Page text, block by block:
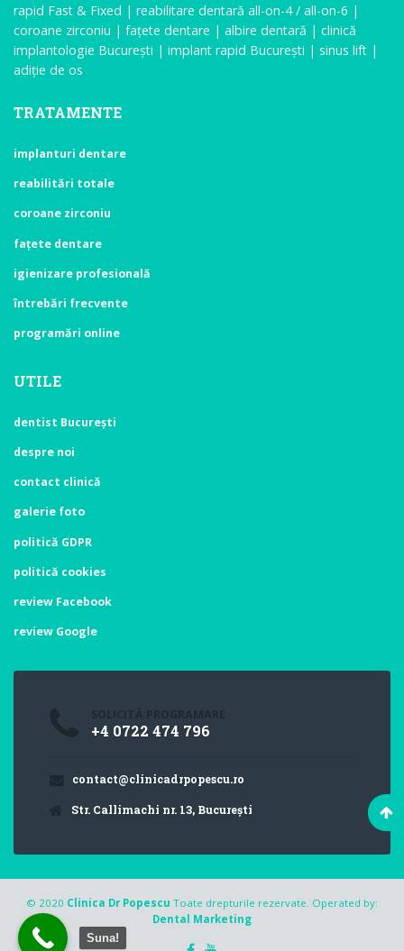
rapid Fast & Fixed | reabilitare dentară all-on-4 / all-on-6 |
coroane zirconiu | fațete dentare | albire dentară | clinică
implantologie București | implant rapid București | sinus lift |
adiție de os
TRATAMENTE
implanturi dentare
reabilitări totale
coroane zirconiu
fațete dentare
igienizare profesională
întrebări frecvente
programări online
UTILE
dentist București
despre noi
contact clinică
galerie foto
politică GDPR
politică cookies
review Facebook
review Google
SOLICITĂ PROGRAMARE
+4 0722 474 796
contact@clinicadrpopescu.ro
Str. Callimachi nr. 13, București
© 2020 Clinica Dr Popescu Toate drepturile rezervate. Operated by:
Dental Marketing
Suna!